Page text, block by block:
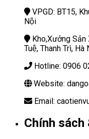
VPGD: BT15,
Nội
Kho,Xưởng
Tuệ, Thanh Trì, Hà
Hotline: 0906
Website:
Email:
Chính sách